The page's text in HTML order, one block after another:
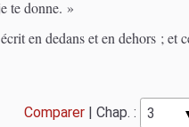
te donne. »
en dedans et en dehors ; et
Comparer Chap. :